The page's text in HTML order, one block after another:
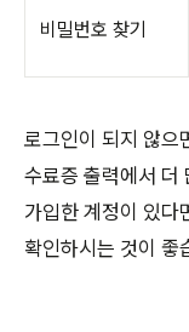
비밀번호 찾기
로그인이 되지 않으
수료증 출력에서 더
가입한 계정이 있다
확인하시는 것이 좋